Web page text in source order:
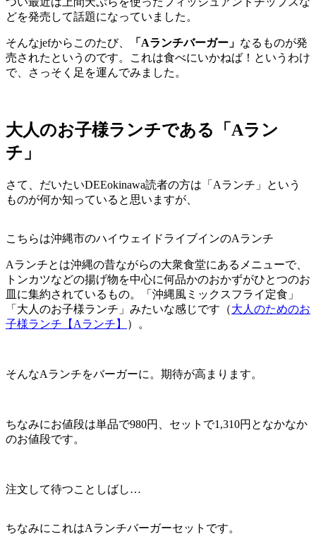
どを発売して話題になっていました。
そんなjefからこのたび、 「Aランチバーガー」 なるものが発
売されたというのです。これは食べにいかねば！というわけ
で、さっそく足を運んでみました。
大人のお子様ランチである「Aラン
チ」
さて、だいたいDEEokinawa読者の方は「Aランチ」という
ものが何か知っていると思いますが、
こちらは沖縄市のハイウェイドライブインのAランチ
Aランチとは沖縄の昔ながらの大衆食堂にあるメニューで、
トンカツなどの揚げ物を中心に何品かのおかずがひとつのお
皿に集約されているもの。「沖縄風ミックスフライ定食」
「大人のお子様ランチ」みたいな感じです（大人のためのお
子様ランチ【Aランチ】
）。
そんなAランチをバーガーに。期待が高まります。
ちなみにお値段は単品で980円、セットで1,310円となかなか
のお値段です。
注文して待つことしばし…
ちなみにこれはAランチバーガーセットです。